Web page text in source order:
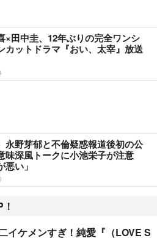
×田中圭、12年ぶりの完全ワンシ
カットドラマ『おい、太宰』放送
永野芽郁と不倫疑惑報道後初の公
深風トークに小池栄子が注意
悪い」
イケメンすぎ！純愛『（LOVE S